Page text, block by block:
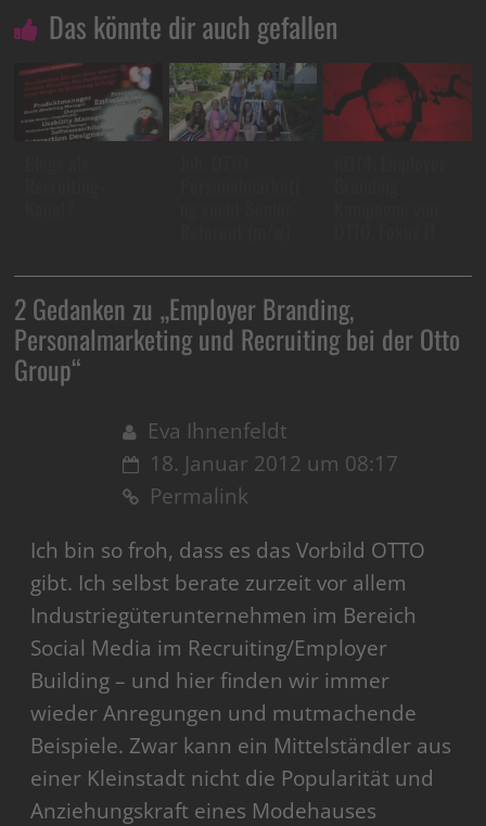
Das könnte dir auch gefallen
2 Gedanken zu „Employer Branding,
Personalmarketing und Recruiting bei der Otto
Group“
Eva Ihnenfeldt
18. Januar 2012 um 08:17
Permalink
Ich bin so froh, dass es das Vorbild OTTO
gibt. Ich selbst berate zurzeit vor allem
Industriegüterunternehmen im Bereich
Social Media im Recruiting/Employer
Building – und hier finden wir immer
wieder Anregungen und mutmachende
Beispiele. Zwar kann ein Mittelständler aus
einer Kleinstadt nicht die Popularität und
Anziehungskraft eines Modehauses